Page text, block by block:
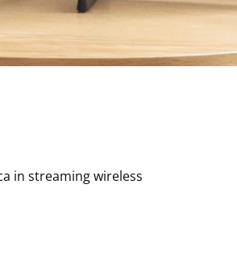
in streaming wireless